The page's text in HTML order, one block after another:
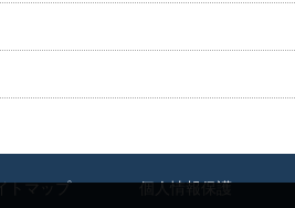
トマップ 個人情報保護